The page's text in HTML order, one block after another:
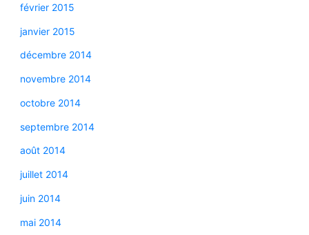
février 2015
janvier 2015
décembre 2014
novembre 2014
octobre 2014
septembre 2014
août 2014
juillet 2014
juin 2014
mai 2014